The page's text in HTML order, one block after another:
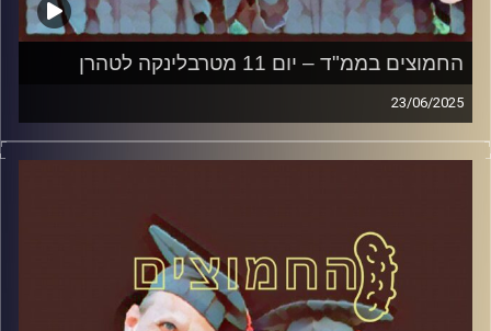
החמוצים בממ"ד – יום 11 מטרבלינקה לטהרן
23/06/2025
המערכת הפוליטית על ספת הפסיכולוג, עם פרופסור בועז בן-
דוד ופרופסור גלעד הירשברגר
קרדיט תמונות:AudioVersity